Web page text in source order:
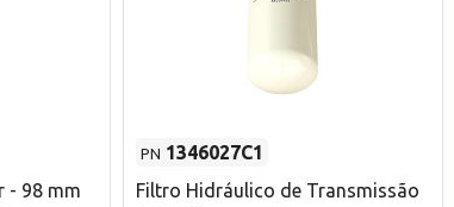
- 98 mm
PN 1346027C1
Filtro Hidráulico de Transmissão